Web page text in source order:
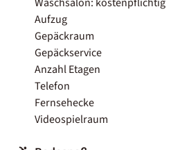
Aufzug
Gepäckraum
Gepäckservice
Anzahl Etagen
Telefon
Fernsehecke
Videospielraum